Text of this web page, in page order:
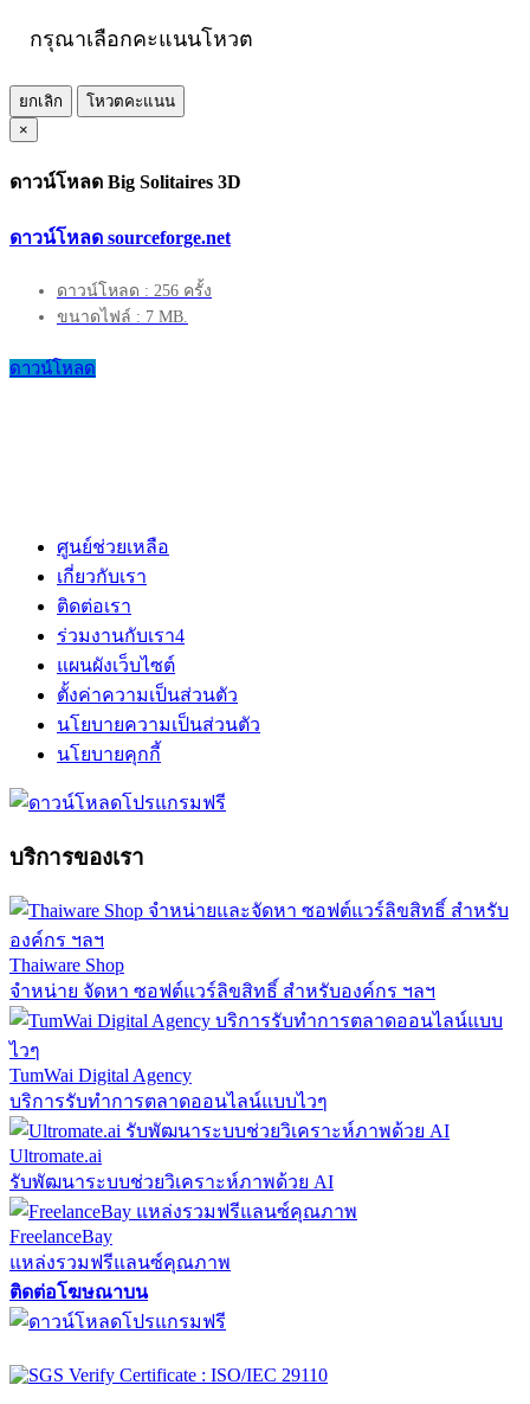
กรุณาเลือกคะแนนโหวต
ยกเลิก
โหวตคะแนน
×
ดาวน์โหลด Big Solitaires 3D
ดาวน์โหลด sourceforge.net
ดาวน์โหลด : 256 ครั้ง
ขนาดไฟล์ : 7 MB.
ดาวน์โหลด
ศูนย์ช่วยเหลือ
เกี่ยวกับเรา
ติดต่อเรา
ร่วมงานกับเรา4
แผนผังเว็บไซต์
ตั้งค่าความเป็นส่วนตัว
นโยบายความเป็นส่วนตัว
นโยบายคุกกี้
บริการของเรา
Thaiware Shop
จำหน่าย จัดหา ซอฟต์แวร์ลิขสิทธิ์ สำหรับองค์กร ฯลฯ
TumWai Digital Agency
บริการรับทำการตลาดออนไลน์แบบไวๆ
Ultromate.ai
รับพัฒนาระบบช่วยวิเคราะห์ภาพด้วย AI
FreelanceBay
แหล่งรวมฟรีแลนซ์คุณภาพ
ติดต่อโฆษณาบน